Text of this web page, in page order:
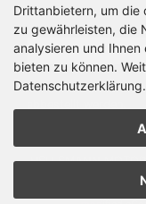
E-Mail-Adresse:
Der Newsletter kann
HELLEMANN
Drittanbietern, um die
zu gewährleisten, die
analysieren und
bieten zu können.
Datenschutzerklärung.